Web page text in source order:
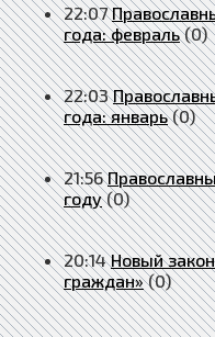
22:07
года: февраль (0)
22:03
года: январь (0)
21:56
году (0)
20:14 Новый
граждан» (0)